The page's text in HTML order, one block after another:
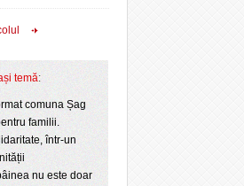
temă:
comuna Șag
familii.
într-un
nu este doar